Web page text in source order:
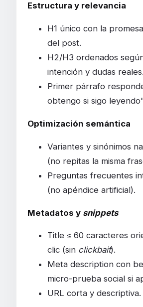
Estructura y relevancia
H1 único con la
del post.
H2/H3 ordenados
intención y dudas reales.
Primer párrafo
obtengo si sigo
Optimización semántica
Variantes y sinónimos
(no repitas la misma
Preguntas frecuentes
(no apéndice artificial).
Metadatos y snippets
Title ≤ 60 caracteres
clic (sin clickbait).
Meta description con
micro-prueba social si
URL corta y descriptiva.